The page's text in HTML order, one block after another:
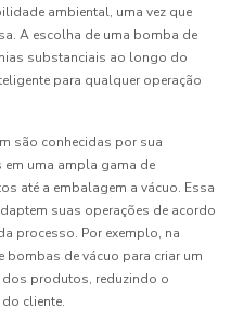
ambiental, uma vez que
A escolha de uma bomba de
substanciais ao longo do
para qualquer operação
são conhecidas por sua
uma ampla gama de
até a embalagem a vácuo. Essa
suas operações de acordo
processo. Por exemplo, na
bombas de vácuo para criar um
produtos, reduzindo o
cliente.